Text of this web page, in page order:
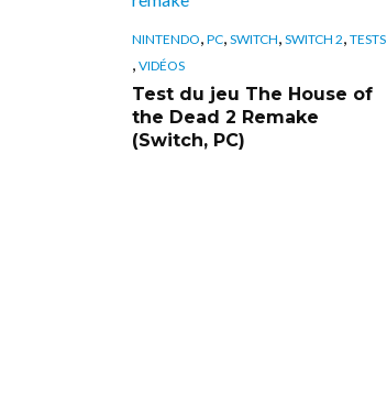
NINTENDO, PC, SWITCH, SWITCH 2, TESTS
, VIDÉOS
Test du jeu The House of
the Dead 2 Remake
(Switch, PC)